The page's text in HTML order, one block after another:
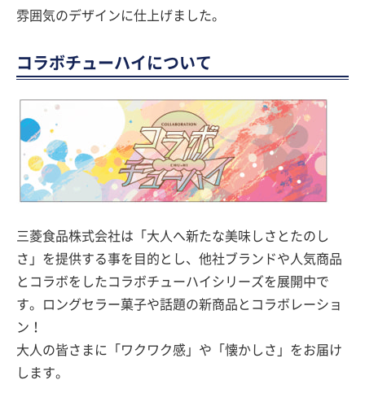
雰囲気のデザインに仕上げました。
コラボチューハイについて
三菱食品株式会社は「大人へ新たな美味しさとたのし
さ」を提供する事を目的とし、他社ブランドや人気商品
とコラボをしたコラボチューハイシリーズを展開中で
す。ロングセラー菓子や話題の新商品とコラボレーショ
ン！
大人の皆さまに「ワクワク感」や「懐かしさ」をお届け
します。